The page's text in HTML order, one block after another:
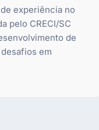
experiência no
pelo CRECI/SC
de
em